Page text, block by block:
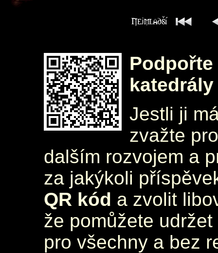
katedrály
Jestli ji
zvažte
dalším rozvojem a
za jakýkoli
QR kód a zvolit
že pomůžete
pro všechny a bez